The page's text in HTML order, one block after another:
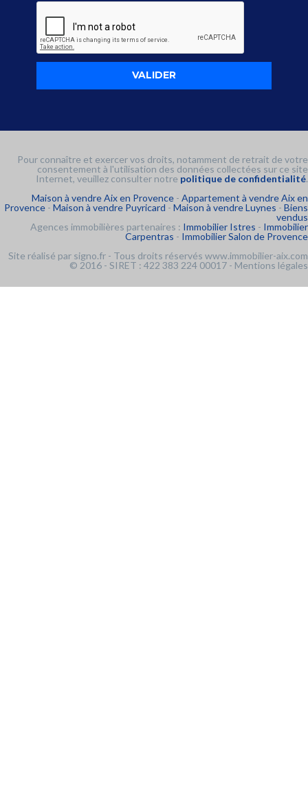
Pour connaître et exercer vos droits, notamment de retrait de votre
consentement à l'utilisation des données collectées sur ce site
Internet, veuillez consulter notre politique de confidentialité.
Maison à vendre Aix en Provence - Appartement à vendre Aix en
Provence - Maison à vendre Puyricard - Maison à vendre Luynes - Biens
vendus
Agences immobilières partenaires : Immobilier Istres - Immobilier
Carpentras - Immobilier Salon de Provence
Site réalisé par signo.fr - Tous droits réservés www.immobilier-aix.com
© 2016 - SIRET : 422 383 224 00017 - Mentions légales